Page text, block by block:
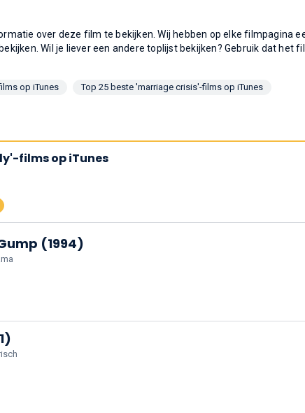
over deze film te bekijken. Wij hebben op elke filmpagina
Wil je liever een andere toplijst bekijken? Gebruik dat het
op iTunes
Top 25 beste 'marriage crisis'-films op iTunes
films op iTunes
(1994)